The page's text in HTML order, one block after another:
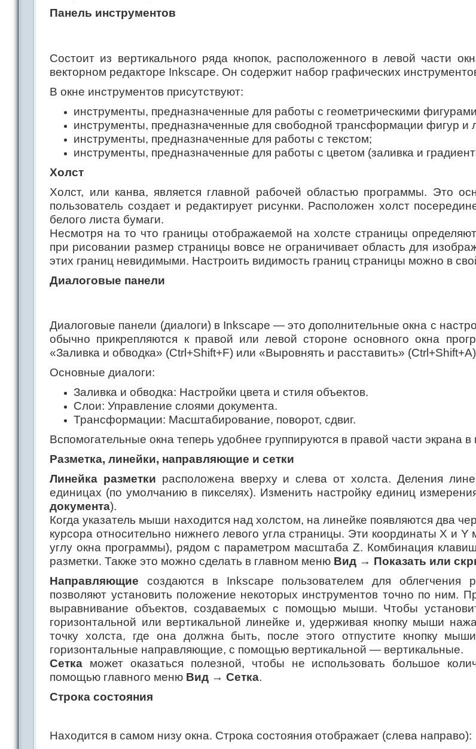
Панель инструментов
Состоит из вертикального ряда кнопок, расположенного в левой части
векторном редакторе Inkscape. Он содержит набор графических
В окне инструментов присутствуют:
инструменты, предназначенные для работы с геометрическими
инструменты, предназначенные для свободной трансформации фигур и
инструменты, предназначенные для работы с текстом;
инструменты, предназначенные для работы с цветом (заливка и
Холст
Холст, или канва, является главной рабочей областью программы. Это
пользователь создает и редактирует рисунки. Расположен холст
белого листа бумаги.
Несмотря на то что границы отображаемой на холсте страницы
при рисовании размер страницы вовсе не ограничивает область для
этих границ невидимыми. Настроить видимость границ страницы можно в
Диалоговые панели
Диалоговые панели (диалоги) в Inkscape — это дополнительные окна с
обычно прикрепляются к правой или левой стороне основного окна
«Заливка и обводка» (Ctrl+Shift+F) или «Выровнять и расставить»
Основные диалоги:
Заливка и обводка: Настройки цвета и стиля объектов.
Слои: Управление слоями документа.
Трансформации: Масштабирование, поворот, сдвиг.
Вспомогательные окна теперь удобнее группируются в правой части экрана в
Разметка, линейки, направляющие и сетки
Линейка разметки расположена вверху и слева от холста. Деления
единицах (по умолчанию в пикселях). Изменить настройку единиц
документа).
Когда указатель мыши находится над холстом, на линейке появляются два
курсора относительно нижнего левого угла страницы. Эти координаты X и
углу окна программы), рядом с параметром масштаба Z. Комбинация клавиш
разметки. Также это можно сделать в главном меню Вид → Показать или
Направляющие создаются в Inkscape пользователем для облегчения
позволяют установить положение некоторых инструментов точно по ним.
выравнивание объектов, создаваемых с помощью мыши. Чтобы
горизонтальной или вертикальной линейке и, удерживая кнопку мыши
точку холста, где она должна быть, после этого отпустите кнопку
горизонтальные направляющие, с помощью вертикальной — вертикальные.
Сетка может оказаться полезной, чтобы не использовать большое
помощью главного меню Вид → Сетка.
Строка состояния
Находится в самом низу окна. Строка состояния отображает (слева направо):